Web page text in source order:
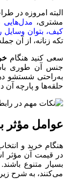
البته امروزه در
مشتری، مدل‌هایی
کیف، بتوان وسایل
تکه زنانه، از آن
سعی کنید هنگام
جنس آن طوری باشد
به‌راحتی شستشو
حلقه‌ها و پارچه آن
عوامل مؤثر
هنگام خرید و
در قیمت آن مؤثر
بسیار متنوع
می‌کنند، به شرح